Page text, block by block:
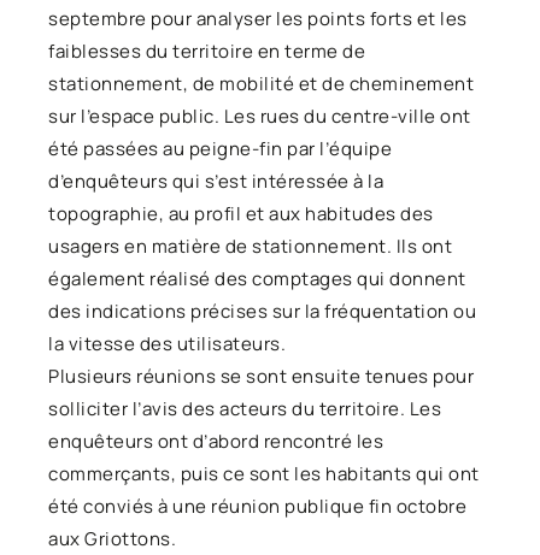
septembre pour analyser les points forts et les
faiblesses du territoire en terme de
stationnement, de mobilité et de cheminement
sur l’espace public. Les rues du centre-ville ont
été passées au peigne-fin par l’équipe
d’enquêteurs qui s’est intéressée à la
topographie, au profil et aux habitudes des
usagers en matière de stationnement. Ils ont
également réalisé des comptages qui donnent
des indications précises sur la fréquentation ou
la vitesse des utilisateurs.
Plusieurs réunions se sont ensuite tenues pour
solliciter l’avis des acteurs du territoire. Les
enquêteurs ont d’abord rencontré les
commerçants, puis ce sont les habitants qui ont
été conviés à une réunion publique fin octobre
aux Griottons.